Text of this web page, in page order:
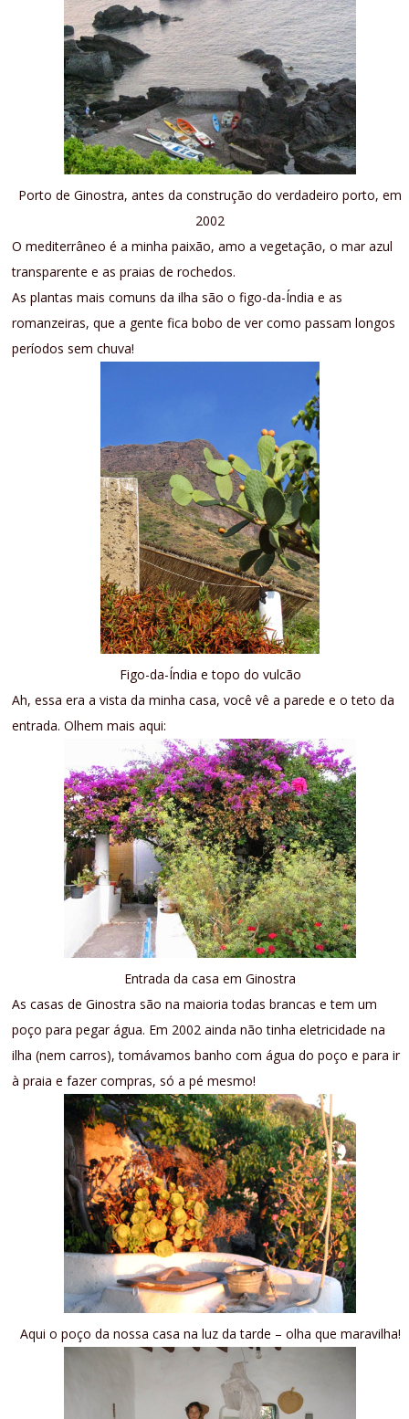
Porto de Ginostra, antes da construção do verdadeiro porto, em
2002
O mediterrâneo é a minha paixão, amo a vegetação, o mar azul
transparente e as praias de rochedos.
As plantas mais comuns da ilha são o figo-da-Índia e as
romanzeiras, que a gente fica bobo de ver como passam longos
períodos sem chuva!
Figo-da-Índia e topo do vulcão
Ah, essa era a vista da minha casa, você vê a parede e o teto da
entrada. Olhem mais aqui:
Entrada da casa em Ginostra
As casas de Ginostra são na maioria todas brancas e tem um
poço para pegar água. Em 2002 ainda não tinha eletricidade na
ilha (nem carros), tomávamos banho com água do poço e para ir
à praia e fazer compras, só a pé mesmo!
Aqui o poço da nossa casa na luz da tarde – olha que maravilha!